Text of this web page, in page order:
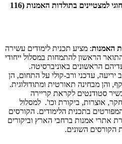
מסלול חד-חוגי ומסלול חד-חוגי למצטיינים בתולדות האמנות (116
האמנות: מציע תכנית לימודים עשירה
הראשון להתמחות במסלול ייחודי
הראשונים באוניברסיטה.
יריעה, עדכני ורב-קולי על התחום, הן
והן מבחינה תאורטית ומתודולוגית.
סטודנטים לקראת קריירה
אוצרות, ביקורת וכו'. למסלול
בתכנית הלימודים. הקורסים
אתרי אמנות ברחבי הארץ וביקורים
הקורסים השונים.